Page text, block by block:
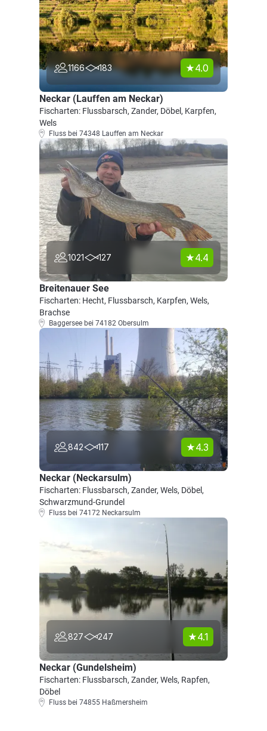
1166 183 4.0
Neckar (Lauffen am Neckar)
Fischarten: Flussbarsch, Zander, Döbel, Karpfen,
Wels
Fluss bei 74348 Lauffen am Neckar
1021 127 4.4
Breitenauer See
Fischarten: Hecht, Flussbarsch, Karpfen, Wels,
Brachse
Baggersee bei 74182 Obersulm
842 117 4.3
Neckar (Neckarsulm)
Fischarten: Flussbarsch, Zander, Wels, Döbel,
Schwarzmund-Grundel
Fluss bei 74172 Neckarsulm
827 247 4.1
Neckar (Gundelsheim)
Fischarten: Flussbarsch, Zander, Wels, Rapfen,
Döbel
Fluss bei 74855 Haßmersheim